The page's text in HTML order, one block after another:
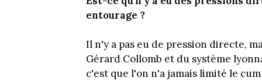
entourage ?
Il n'y a pas eu de pression directe,
Gérard Collomb et du système
c'est que l'on n'a jamais limité le